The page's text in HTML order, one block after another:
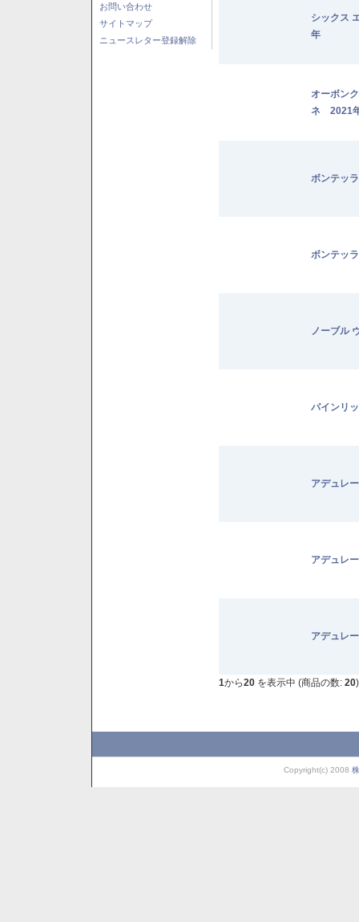
お問い合わせ
サイトマップ
ニュースレター登録解除
シックス
年
オーボン
ネ 2021
ボンテッ
ボンテッ
ノーブル
パインリ
アデュレ
アデュレ
アデュレ
1から20 を表示中 (商品の数: 20)
Copyright(c) 2008